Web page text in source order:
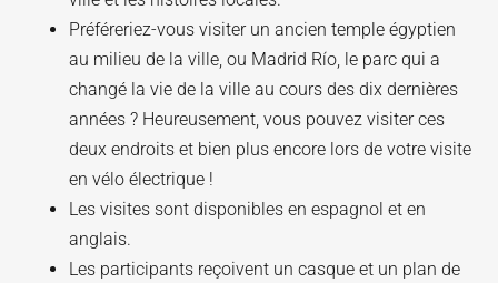
Préféreriez-vous visiter un ancien temple égyptien
au milieu de la ville, ou Madrid Río, le parc qui a
changé la vie de la ville au cours des dix dernières
années ? Heureusement, vous pouvez visiter ces
deux endroits et bien plus encore lors de votre visite
en vélo électrique !
Les visites sont disponibles en espagnol et en
anglais.
Les participants reçoivent un casque et un plan de